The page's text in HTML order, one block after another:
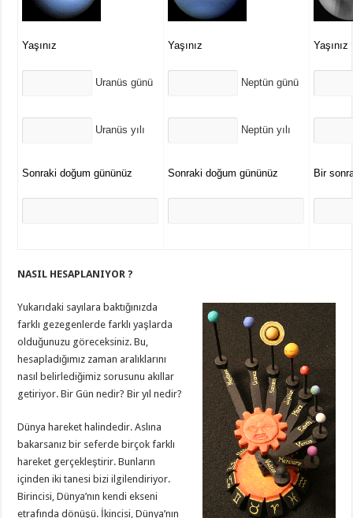
Yaşınız
Uranüs günü
Uranüs yılı
Sonraki doğum gününüz
Yaşınız
Neptün günü
Neptün yılı
Sonraki doğum gününüz
Yaşınız
Bir
NASIL HESAPLANIYOR ?
Yukarıdaki sayılara baktığınızda
farklı gezegenlerde farklı yaşlarda
olduğunuzu göreceksiniz. Bu,
hesapladığımız zaman aralıklarını
nasıl belirlediğimiz sorusunu akıllar
getiriyor. Bir Gün nedir? Bir yıl nedir?
Dünya hareket halindedir. Aslına
bakarsanız bir seferde birçok farklı
hareket gerçekleştirir. Bunların
içinden iki tanesi bizi ilgilendiriyor.
Birincisi, Dünya’nın kendi ekseni
etrafında dönüşü. İkincisi, Dünya’nın